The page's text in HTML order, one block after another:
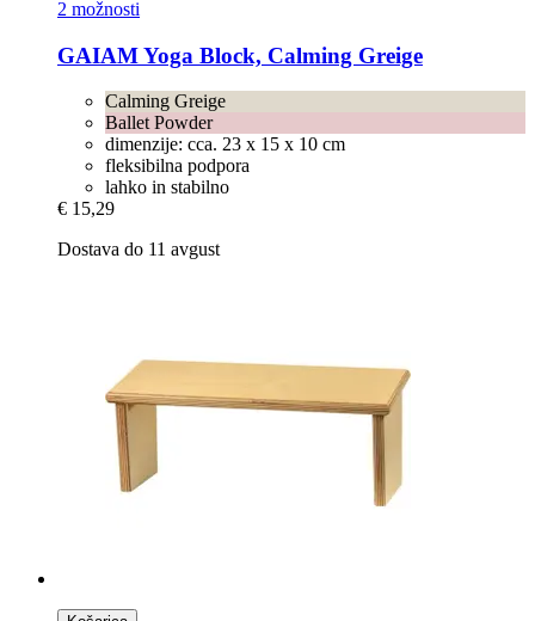
2 možnosti
GAIAMYoga Block, Calming Greige
Calming Greige
Ballet Powder
dimenzije: cca. 23 x 15 x 10 cm
fleksibilna podpora
lahko in stabilno
€ 15,29
Dostava do 11 avgust